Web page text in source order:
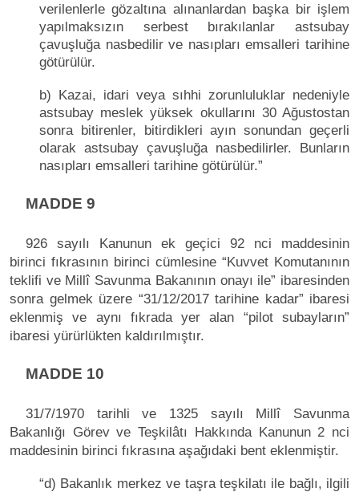
verilenlerle gözaltına alınanlardan başka bir işlem
yapılmaksızın serbest bırakılanlar astsubay
çavuşluğa nasbedilir ve nasıpları emsalleri tarihine
götürülür.
b) Kazai, idari veya sıhhi zorunluluklar nedeniyle
astsubay meslek yüksek okullarını 30 Ağustostan
sonra bitirenler, bitirdikleri ayın sonundan geçerli
olarak astsubay çavuşluğa nasbedilirler. Bunların
nasıpları emsalleri tarihine götürülür.”
MADDE 9
926 sayılı Kanunun ek geçici 92 nci maddesinin
birinci fıkrasının birinci cümlesine “Kuvvet Komutanının
teklifi ve Millî Savunma Bakanının onayı ile” ibaresinden
sonra gelmek üzere “31/12/2017 tarihine kadar” ibaresi
eklenmiş ve aynı fıkrada yer alan “pilot subayların”
ibaresi yürürlükten kaldırılmıştır.
MADDE 10
31/7/1970 tarihli ve 1325 sayılı Millî Savunma
Bakanlığı Görev ve Teşkilâtı Hakkında Kanunun 2 nci
maddesinin birinci fıkrasına aşağıdaki bent eklenmiştir.
“d) Bakanlık merkez ve taşra teşkilatı ile bağlı, ilgili